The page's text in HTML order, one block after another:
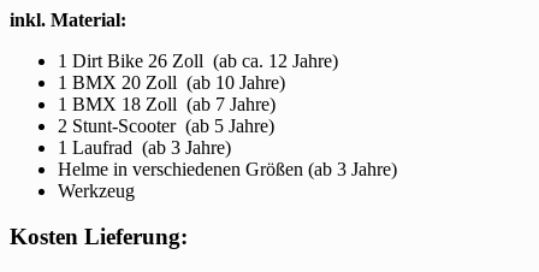
inkl. Material:
1 Dirt Bike 26 Zoll (ab ca. 12 Jahre)
1 BMX 20 Zoll (ab 10 Jahre)
1 BMX 18 Zoll (ab 7 Jahre)
2 Stunt-Scooter (ab 5 Jahre)
1 Laufrad (ab 3 Jahre)
Helme in verschiedenen Größen (ab 3 Jahre)
Werkzeug
Kosten Lieferung: